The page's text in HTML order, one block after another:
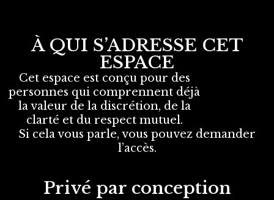
À QUI S’ADRESSE CET
ESPACE
Cet espace est conçu pour des
personnes qui comprennent déjà
la valeur de la discrétion, de la
clarté et du respect mutuel.
Si cela vous parle, vous pouvez demander
l’accès.
Privé par conception